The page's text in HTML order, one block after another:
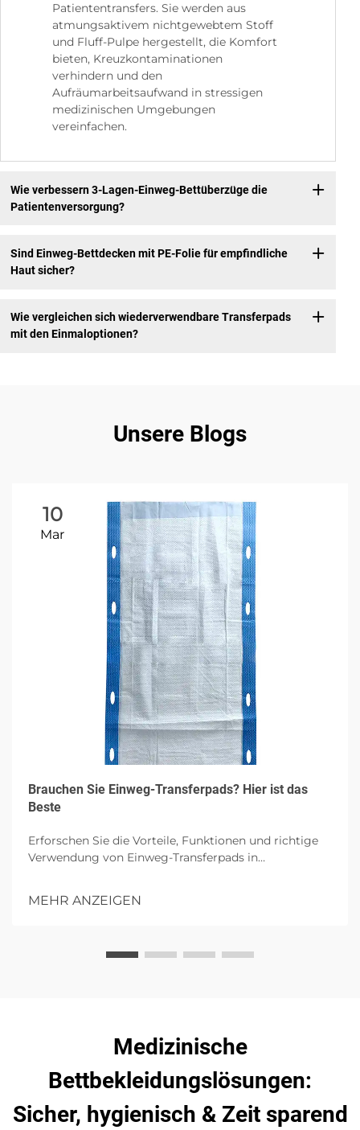
Patiententransfers. Sie werden aus
atmungsaktivem nichtgewebtem Stoff
und Fluff-Pulpe hergestellt, die Komfort
bieten, Kreuzkontaminationen
verhindern und den
Aufräumarbeitsaufwand in stressigen
medizinischen Umgebungen
vereinfachen.
Wie verbessern 3-Lagen-Einweg-Bettüberzüge die
Patientenversorgung?
Sind Einweg-Bettdecken mit PE-Folie für empfindliche
Haut sicher?
Wie vergleichen sich wiederverwendbare Transferpads
mit den Einmaloptionen?
Unsere Blogs
10
Mar
Brauchen Sie Einweg-Transferpads? Hier ist das
Beste
Erforschen Sie die Vorteile, Funktionen und richtige
Verwendung von Einweg-Transferpads in
hochgradiger Absorption eingegangen wird.
MEHR ANZEIGEN
Medizinische
Bettbekleidungslösungen:
Sicher, hygienisch & Zeit sparend